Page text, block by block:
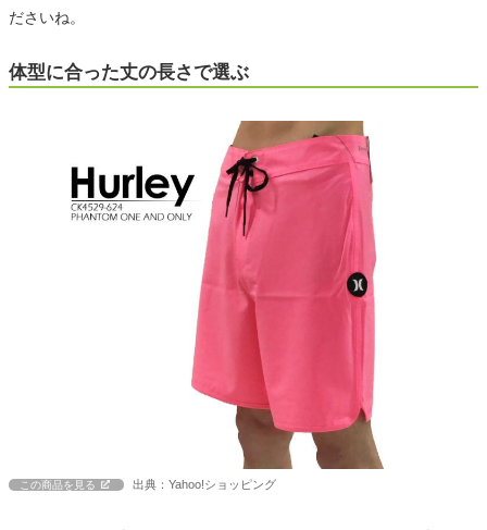
ださいね。
体型に合った丈の長さで選ぶ
この商品を見る 出典：Yahoo!ショッピング